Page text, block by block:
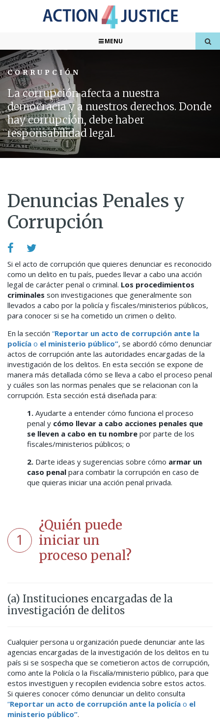
MENU
CORRUPCIÓN
La corrupción afecta a nuestra
democracia y a nuestros derechos. Donde
hay corrupción, debe haber
responsabilidad legal.
Denuncias Penales y
Corrupción
Si el acto de corrupción que quieres denunciar es reconocido
como un delito en tu país, puedes llevar a cabo una acción
legal de carácter penal o criminal. Los procedimientos
criminales son investigaciones que generalmente son
llevados a cabo por la policía y fiscales/ministerios públicos,
para conocer si se ha cometido un crimen o delito.
En la sección “Reportar un acto de corrupción ante la
policía o el ministerio público”, se abordó cómo denunciar
actos de corrupción ante las autoridades encargadas de la
investigación de los delitos. En esta sección se expone de
manera más detallada cómo se lleva a cabo el proceso penal
y cuáles son las normas penales que se relacionan con la
corrupción. Esta sección está diseñada para:
1. Ayudarte a entender cómo funciona el proceso
penal y cómo llevar a cabo acciones penales que
se lleven a cabo en tu nombre por parte de los
fiscales/ministerios públicos; o
2. Darte ideas y sugerencias sobre cómo armar un
caso penal para combatir la corrupción en caso de
que quieras iniciar una acción penal privada.
1
¿Quién puede
iniciar un
proceso penal?
(a) Instituciones encargadas de la
investigación de delitos
Cualquier persona u organización puede denunciar ante las
agencias encargadas de la investigación de los delitos en tu
país si se sospecha que se cometieron actos de corrupción,
como ante la Policía o la Fiscalía/ministerio público, para que
estos investiguen y recopilen evidencia sobre estos actos.
Si quieres conocer cómo denunciar un delito consulta
“Reportar un acto de corrupción ante la policía o el
ministerio público”.